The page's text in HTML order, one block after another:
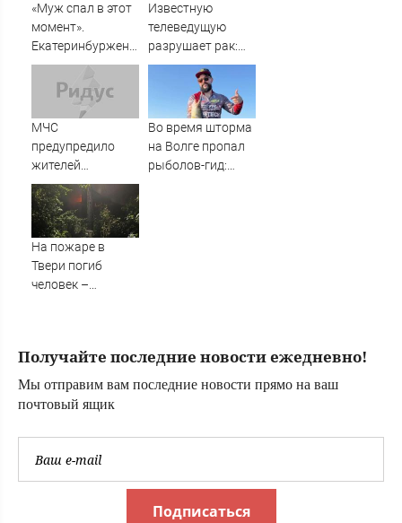
«Муж спал в этот
момент».
Екатеринбурженку
нашли мертвой у
подъезда ее дома
Известную
телеведущую
разрушает рак:
Мария Гладких
раскрыла
печальную
правду и
попросила о
помощи
МЧС
предупредило
жителей
Подмосковья об
угрозе атаки
дронов
Во время шторма
на Волге пропал
рыболов-гид:
На пожаре в
Твери погиб
человек –
Afanasy.biz –
Новости Твери.
Тверь новости.
Новости. Новости
сегод
Получайте последние новости ежедневно!
Мы отправим вам последние новости прямо на ваш
почтовый ящик
Подписаться